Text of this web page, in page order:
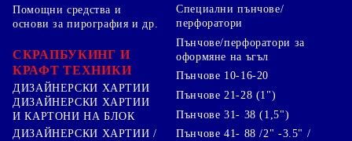
Помощни средства и
основи за пирография и др.
СКРАПБУКИНГ И
КРАФТ ТЕХНИКИ
ДИЗАЙНЕРСКИ ХАРТИИ
ДИЗАЙНЕРСКИ ХАРТИИ
И КАРТОНИ НА БЛОК
ДИЗАЙНЕРСКИ ХАРТИИ /
Специални пънчове/
перфоратори
Пънчове/перфоратори за
оформяне на ъгъл
Пънчове 10-16-20
Пънчове 21-28 (1")
Пънчове 31- 38 (1,5")
Пънчове 41- 88 /2" -3.5" /